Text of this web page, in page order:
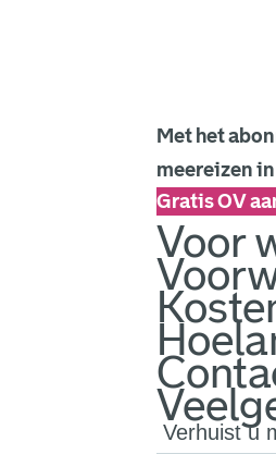
Met het
meereizen
Gratis OV
Voor
Verhuist u